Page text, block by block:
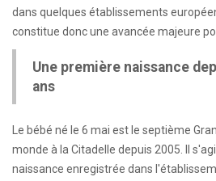
dans quelques établissements
constitue donc une avancée majeure
Une première naissance
ans
Le bébé né le 6 mai est le septième
monde à la Citadelle depuis 2005. Il
naissance enregistrée dans